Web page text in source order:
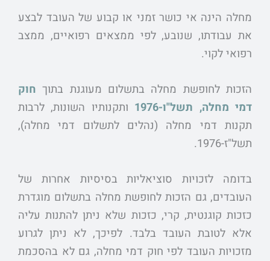
מחלה הינה אי כושר זמני או קבוע של העובד לבצע
את עבודתו, שנובע, לפי ממצאים רפואיים, ממצב
רפואי לקוי.
הזכות לחופשת מחלה בתשלום מעוגנת בתוך חוק
דמי מחלה, תשל"ו-1976
ותקנותיו השונות, לרבות
תקנות דמי מחלה (נהלים לתשלום דמי מחלה),
תשל"ז-1976.
בדומה לזכויות סוציאליות בסיסיות אחרות של
העובדים, גם הזכות לחופשת מחלה בתשלום מוגדרת
כזכות קוגנטית, קרי, כזכות שלא ניתן להתנות עליה
אלא לטובת העובד בלבד. לפיכך, לא ניתן לגרוע
מזכויות העובד לפי חוק דמי מחלה, גם לא בהסכמת